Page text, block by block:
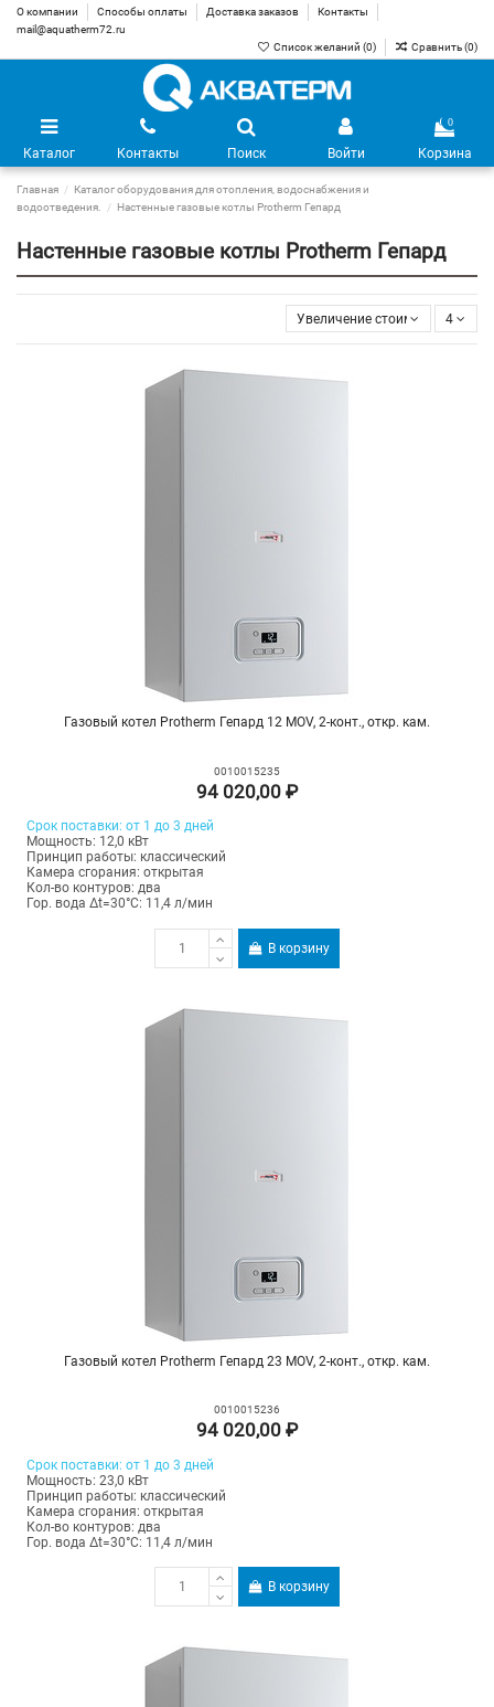
О компании Способы оплаты Доставка заказов
Контакты
mail@aquatherm72.ru
Список желаний (0) Сравнить (0)
Каталог Контакты Поиск Войти
0
Корзина
Главная
Каталог оборудования для отопления, водоснабжения и
водоотведения.
Настенные газовые котлы Protherm Гепард
Настенные газовые котлы Protherm Гепард
Увеличение стоимости 4
Газовый котел Protherm Гепард 12 MOV, 2-конт., откр. кам.
0010015235
94 020,00 ₽
Срок поставки: от 1 до 3 дней
Мощность: 12,0 кВт
Принцип работы: классический
Камера сгорания: открытая
Кол-во контуров: два
Гор. вода Δt=30°C: 11,4 л/мин
В корзину
Газовый котел Protherm Гепард 23 MOV, 2-конт., откр. кам.
0010015236
94 020,00 ₽
Срок поставки: от 1 до 3 дней
Мощность: 23,0 кВт
Принцип работы: классический
Камера сгорания: открытая
Кол-во контуров: два
Гор. вода Δt=30°C: 11,4 л/мин
В корзину